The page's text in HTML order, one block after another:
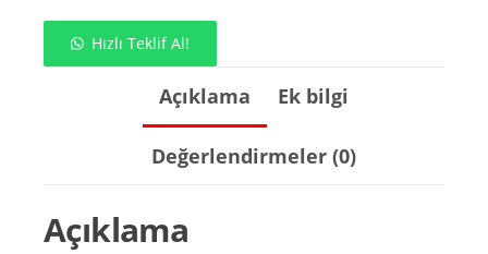
Hızlı Teklif Al!
Açıklama Ek bilgi
Değerlendirmeler (0)
Açıklama